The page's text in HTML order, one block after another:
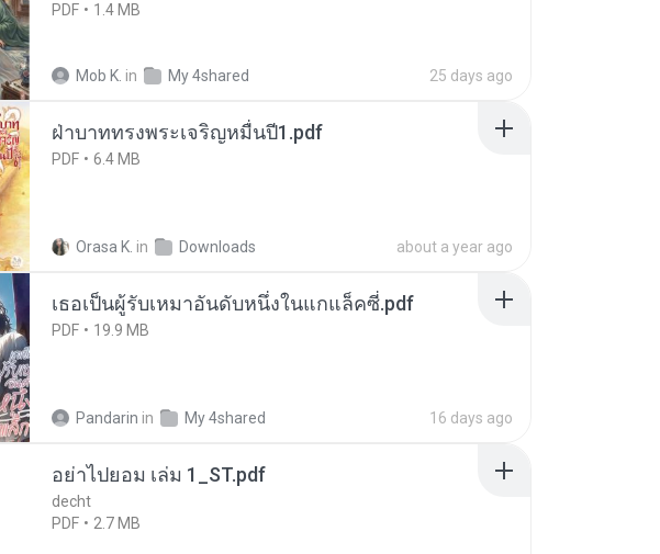
PDF
1.4 MB
Mob K. in My 4shared 25 days ago
ฝ่าบาททรงพระเจริญหมื่นปี1.pdf
PDF 6.4 MB
Orasa K. in Downloads about a year ago
เธอเป็นผู้รับเหมาอันดับหนึ่งในแกแล็คซี่.pdf
PDF 19.9 MB
Pandarin in My 4shared 16 days ago
อย่าไปยอม เล่ม 1_ST.pdf
decht
PDF
2.7 MB